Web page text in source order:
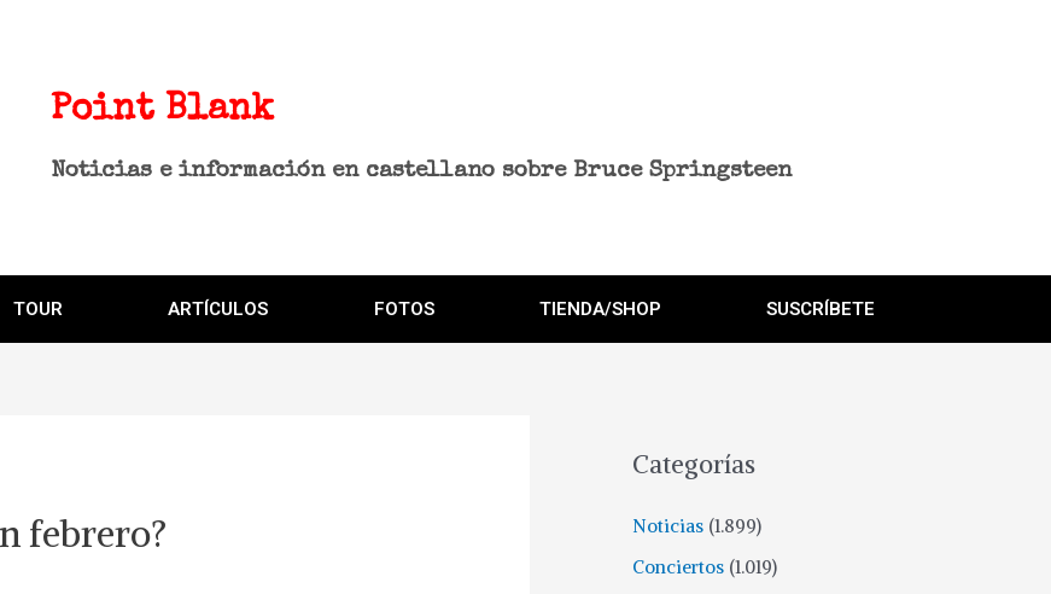
Point Blank
Noticias e información en castellano sobre Bruce Springsteen
TOUR ARTÍCULOS FOTOS TIENDA/SHOP SUSCRÍBETE
febrero?
Categorías
Noticias (1.899)
Conciertos (1.019)